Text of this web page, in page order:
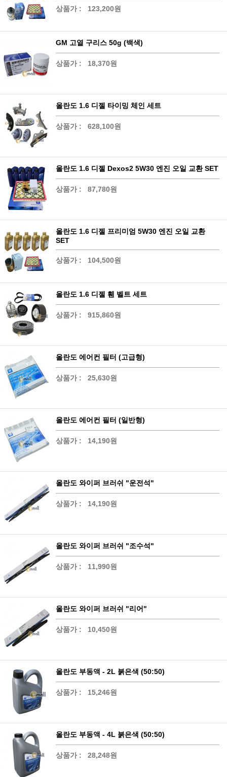
상품가 : 123,200원
GM 고열 구리스 50g (백색)
상품가 : 18,370원
올란도 1.6 디젤 타이밍 체인 세트
상품가 : 628,100원
올란도 1.6 디젤 Dexos2 5W30 엔진 오일 교환 SET
상품가 : 87,780원
올란도 1.6 디젤 프리미엄 5W30 엔진 오일 교환
SET
상품가 : 104,500원
올란도 1.6 디젤 휀 벨트 세트
상품가 : 915,860원
올란도 에어컨 필터 (고급형)
상품가 : 25,630원
올란도 에어컨 필터 (일반형)
상품가 : 14,190원
올란도 와이퍼 브러쉬 "운전석"
상품가 : 14,190원
올란도 와이퍼 브러쉬 "조수석"
상품가 : 11,990원
올란도 와이퍼 브러쉬 "리어"
상품가 : 10,450원
올란도 부동액 - 2L 붉은색 (50:50)
상품가 : 15,246원
올란도 부동액 - 4L 붉은색 (50:50)
상품가 : 28,248원